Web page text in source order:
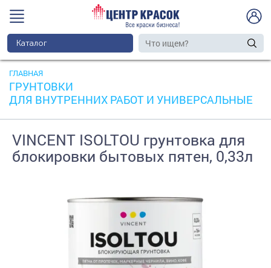
Каталог
ГЛАВНАЯ
ГРУНТОВКИ
ДЛЯ ВНУТРЕННИХ РАБОТ И УНИВЕРСАЛЬНЫЕ
VINCENT ISOLTOU грунтовка для
блокировки бытовых пятен, 0,33л